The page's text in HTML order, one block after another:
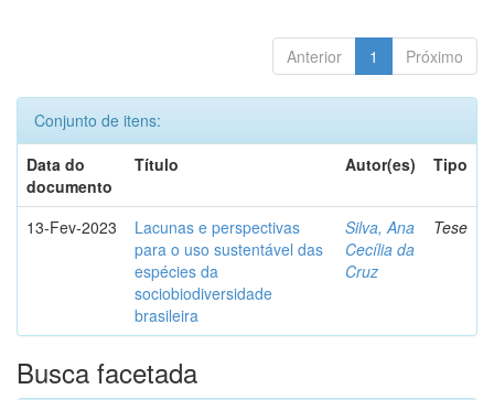
Anterior 1 Próximo
Conjunto de itens:
Data do
documento
Título Autor(es) Tipo
13-Fev-2023
Lacunas e perspectivas
para o uso sustentável das
espécies da
sociobiodiversidade
brasileira
Silva, Ana
Cecília da
Cruz
Tese
Busca facetada